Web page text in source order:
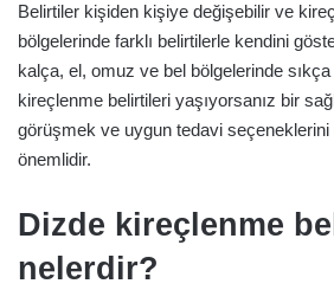
Belirtiler kişiden kişiye değişebilir ve
bölgelerinde farklı belirtilerle kendini
kalça, el, omuz ve bel bölgelerinde
kireçlenme belirtileri yaşıyorsanız bir
görüşmek ve uygun tedavi seçeneklerini
önemlidir.
Dizde kireçlenme
nelerdir?